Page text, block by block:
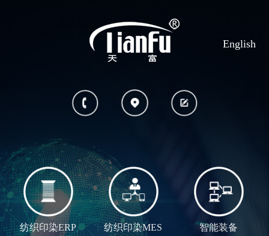
English
纺织印染ERP 纺织印染MES 智能装备